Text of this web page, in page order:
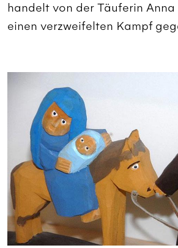
handelt von der Täuferin
einen verzweifelten Kampf